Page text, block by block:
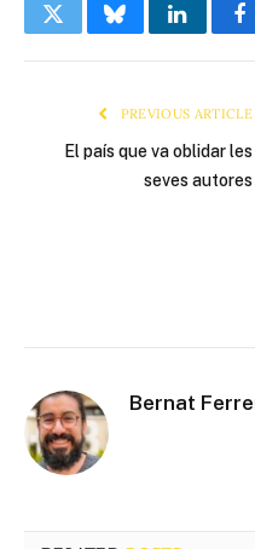
TwitterBlueskyLinkedIn
PREVIOUS ARTICLE
El país que va oblidar les
seves autores
Bernat